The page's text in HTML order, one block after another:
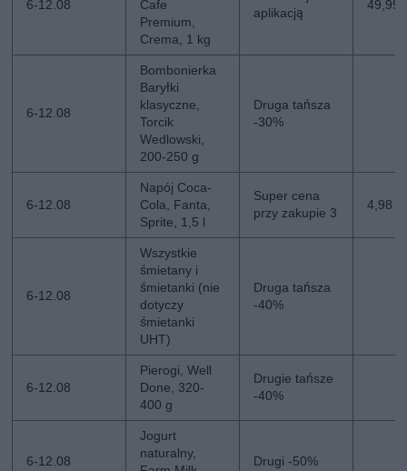
6-12.08
Cafe
Premium,
Crema, 1 kg
aplikacją
49,99
6-12.08
Bombonierka
Baryłki
klasyczne,
Torcik
Wedlowski,
200-250 g
Druga tańsza
-30%
6-12.08
Napój Coca-
Cola, Fanta,
Sprite, 1,5 l
Super cena
przy zakupie 3
4,98
6-12.08
Wszystkie
śmietany i
śmietanki (nie
dotyczy
śmietanki
UHT)
Druga tańsza
-40%
6-12.08
Pierogi, Well
Done, 320-
400 g
Drugie tańsze
-40%
6-12.08
Jogurt
naturalny,
Drugi -50%